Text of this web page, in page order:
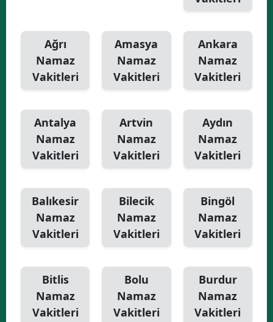
Ağrı
Namaz
Vakitleri
Amasya
Namaz
Vakitleri
Ankara
Namaz
Vakitleri
Antalya
Namaz
Vakitleri
Artvin
Namaz
Vakitleri
Aydın
Namaz
Vakitleri
Balıkesir
Namaz
Vakitleri
Bilecik
Namaz
Vakitleri
Bingöl
Namaz
Vakitleri
Bitlis
Namaz
Vakitleri
Bolu
Namaz
Vakitleri
Burdur
Namaz
Vakitleri